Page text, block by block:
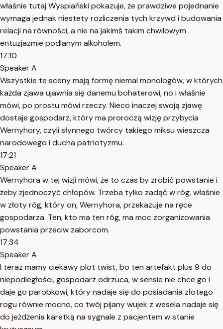
właśnie tutaj Wyspiański pokazuje, że prawdziwe pojednanie
wymaga jednak niestety rozliczenia tych krzywd i budowania
relacji na równości, a nie na jakimś takim chwilowym
entuzjazmie podlanym alkoholem.
17:10
Speaker A
Wszystkie te sceny mają formę niemal monologów, w których
każda zjawa ujawnia się danemu bohaterowi, no i właśnie
mówi, po prostu mówi rzeczy. Nieco inaczej swoją zjawę
dostaje gospodarz, który ma proroczą wizję przybycia
Wernyhory, czyli słynnego twórcy takiego miksu wieszcza
narodowego i ducha patriotyzmu.
17:21
Speaker A
Wernyhora w tej wizji mówi, że to czas by zrobić powstanie i
żeby zjednoczyć chłopów. Trzeba tylko zadąć w róg, właśnie
w złoty róg, który on, Wernyhora, przekazuje na ręce
gospodarza. Ten, kto ma ten róg, ma moc zorganizowania
powstania przeciw zaborcom.
17:34
Speaker A
I teraz mamy ciekawy plot twist, bo ten artefakt plus 9 do
niepodległości, gospodarz odrzuca, w sensie nie chce go i
daje go parobkowi, który nadaje się do posiadania złotego
rogu równie mocno, co twój pijany wujek z wesela nadaje się
do jeżdżenia karetką na sygnale z pacjentem w stanie